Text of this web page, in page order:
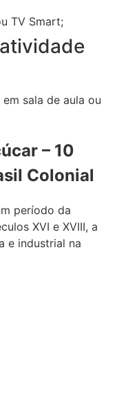
TV Smart;
sala de aula ou
– 10
Colonial
período da
XVI e XVIII, a
e industrial na